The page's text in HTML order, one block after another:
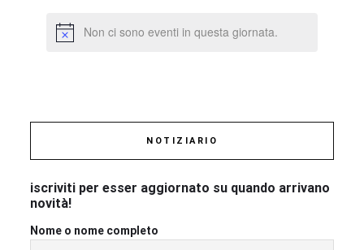
Non ci sono eventi in questa giornata.
NOTIZIARIO
iscriviti per esser aggiornato su quando arrivano
novità!
Nome o nome completo